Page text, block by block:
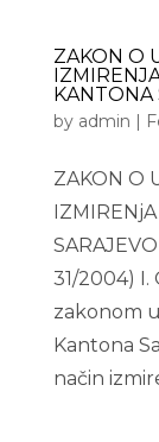
ZAKON O
KANTONA
by admin |
ZAKON O
31/2004) I.
zakonom
Kantona
način